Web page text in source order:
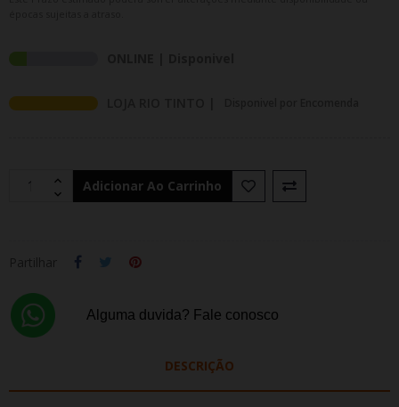
Adicionar Ao Carrinho
Alguma duvida? Fale conosco
DESCRIÇÃO